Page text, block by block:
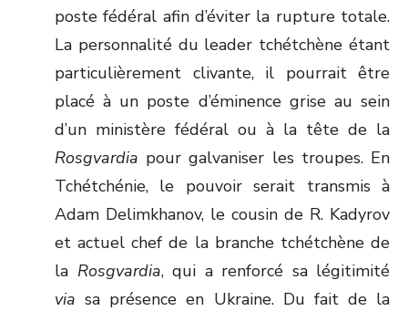
poste fédéral afin d’éviter la rupture totale.
La personnalité du leader tchétchène étant
particulièrement clivante, il pourrait être
placé à un poste d’éminence grise au sein
d’un ministère fédéral ou à la tête de la
Rosgvardia pour galvaniser les troupes. En
Tchétchénie, le pouvoir serait transmis à
Adam Delimkhanov, le cousin de R. Kadyrov
et actuel chef de la branche tchétchène de
la Rosgvardia, qui a renforcé sa légitimité
via sa présence en Ukraine. Du fait de la